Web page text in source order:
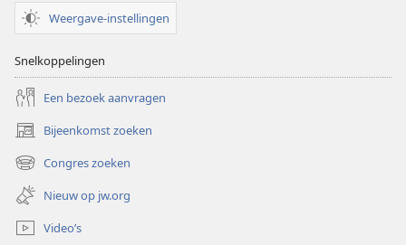
Weergave-instellingen
Snelkoppelingen
Een bezoek aanvragen
Bijeenkomst zoeken
(opent
nieuw
venster)
Congres zoeken
(opent
nieuw
venster)
Nieuw op jw.org
Video’s